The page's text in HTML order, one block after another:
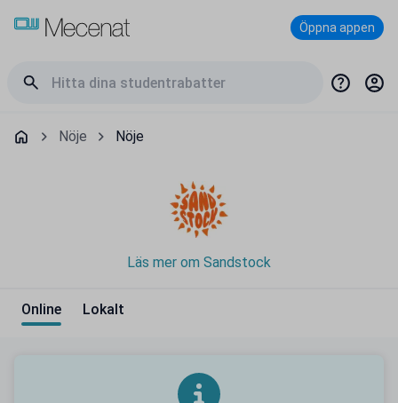
Öppna appen
Nöje Nöje
Läs mer om Sandstock
Online Lokalt